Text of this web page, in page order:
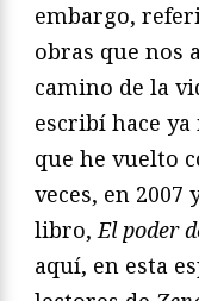
embargo,
obras que nos
camino de la
escribí hace ya
que he vuelto
veces, en 2007
libro,El poder
aquí, en esta